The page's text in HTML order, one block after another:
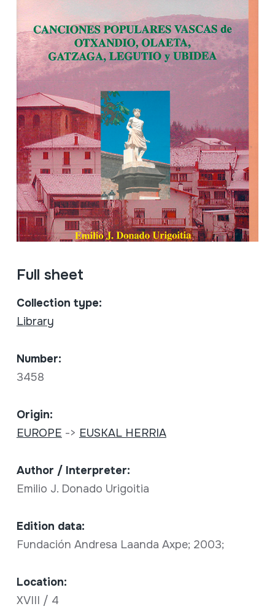
Full sheet
Collection type:
Library
Number:
3458
Origin:
EUROPE -> EUSKAL HERRIA
Author / Interpreter:
Emilio J. Donado Urigoitia
Edition data:
Fundación Andresa Laanda Axpe; 2003;
Location:
XVIII / 4